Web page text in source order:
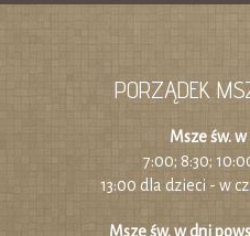
PORZĄDEK
Msze św.
7:00; 8:30;
13:00 dla dzieci - w
Msze św. w dni